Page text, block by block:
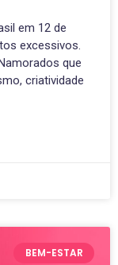
em 12 de
excessivos.
que
criatividade
BEM-ESTAR